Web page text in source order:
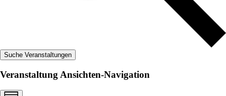
Suche Veranstaltungen
Veranstaltung Ansichten-Navigation